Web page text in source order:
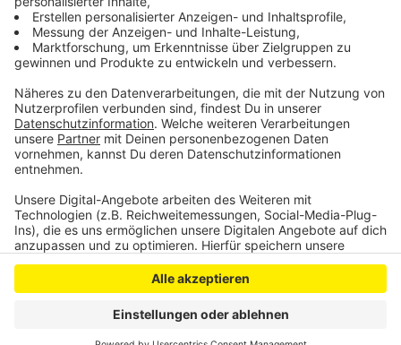
Anzeige
bezuschusst.
Anzeige